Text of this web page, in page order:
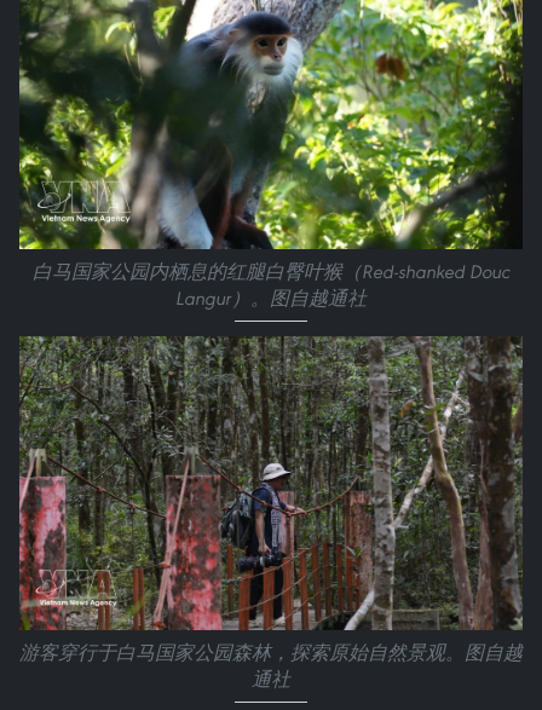
白马国家公园内栖息的红腿白臀叶猴（Red-shanked Douc
Langur）。图自越通社
游客穿行于白马国家公园森林，探索原始自然景观。图自越
通社